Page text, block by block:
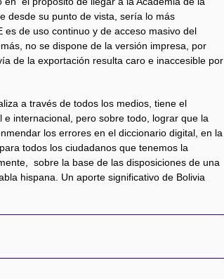
desde su punto de vista, sería lo más
de uso continuo y de acceso masivo del
no se dispone de la versión impresa, por
de la exportación resulta caro e inaccesible por
a través de todos los medios, tiene el
internacional, pero sobre todo, lograr que la
los errores en el diccionario digital, en la
todos los ciudadanos que tenemos la
sobre la base de las disposiciones de una
hispana. Un aporte significativo de Bolivia